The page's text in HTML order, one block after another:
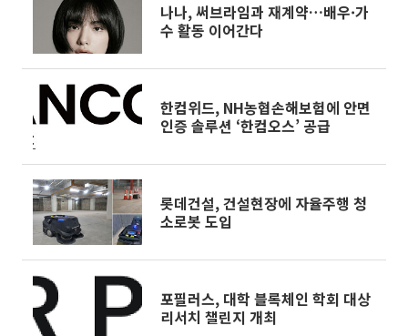
나나, 써브라임과 재계약…배우·가
수 활동 이어간다
한컴위드, NH농협손해보험에 안면
인증 솔루션 ‘한컴오스’ 공급
롯데건설, 건설현장에 자율주행 청
소로봇 도입
포필러스, 대학 블록체인 학회 대상
리서치 챌린지 개최